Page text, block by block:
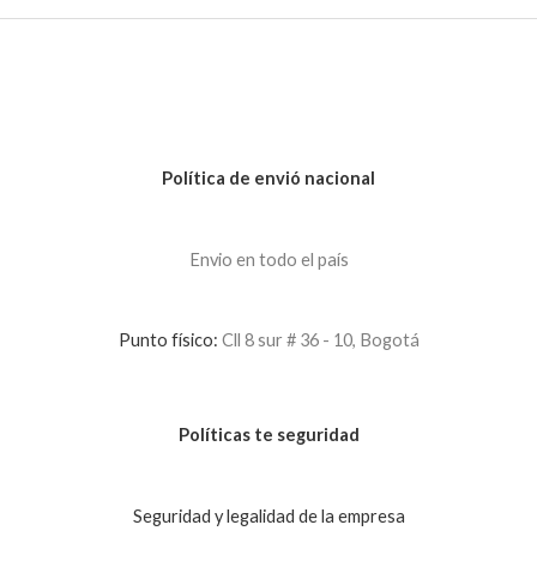
Política de envió nacional
Envio en todo el país
Punto físico: Cll 8 sur # 36 - 10, Bogotá
Políticas te seguridad
Seguridad y legalidad de la empresa